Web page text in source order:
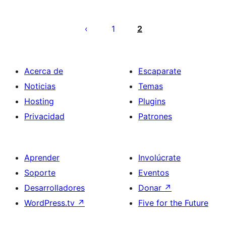
1 2
Acerca de
Noticias
Hosting
Privacidad
Escaparate
Temas
Plugins
Patrones
Aprender
Soporte
Desarrolladores
WordPress.tv ↗
Involúcrate
Eventos
Donar ↗
Five for the Future